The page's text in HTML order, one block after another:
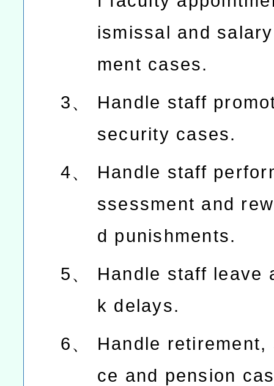
ismissal and
ment cases.
3、
Handle staff
security cases.
4、
Handle staff
ssessment and
d punishments.
5、
Handle staff leave
k delays.
6、
Handle retirement,
ce and pension